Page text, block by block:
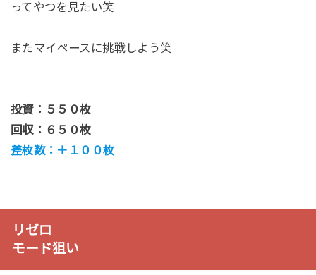
ってやつを見たい笑
またマイペースに挑戦しよう笑
投資：５５０枚
回収：６５０枚
差枚数：＋１００枚
リゼロ
モード狙い